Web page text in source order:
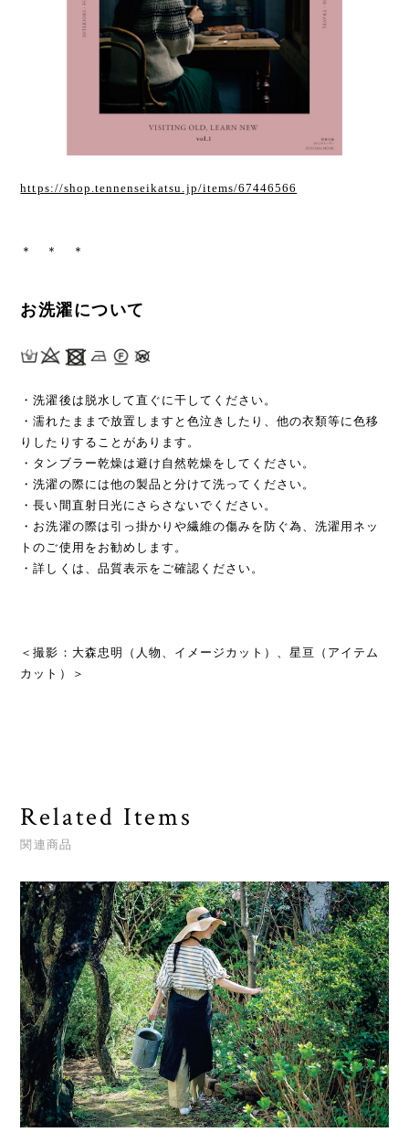
https://shop.tennenseikatsu.jp/items/67446566
＊ ＊ ＊
お洗濯について
・洗濯後は脱水して直ぐに干してください。
・濡れたままで放置しますと色泣きしたり、他の衣類等に色移
りしたりすることがあります。
・タンブラー乾燥は避け自然乾燥をしてください。
・洗濯の際には他の製品と分けて洗ってください。
・長い間直射日光にさらさないでください。
・お洗濯の際は引っ掛かりや繊維の傷みを防ぐ為、洗濯用ネッ
トのご使用をお勧めします。
・詳しくは、品質表示をご確認ください。
＜撮影：大森忠明（人物、イメージカット）、星亘（アイテム
カット）＞
Related Items
関連商品